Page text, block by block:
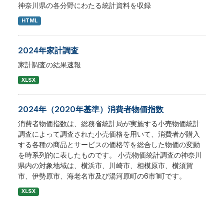
神奈川県の各分野にわたる統計資料を収録
HTML
2024年家計調査
家計調査の結果速報
XLSX
2024年（2020年基準）消費者物価指数
消費者物価指数は、総務省統計局が実施する小売物価統計
調査によって調査された小売価格を用いて、消費者が購入
する各種の商品とサービスの価格等を総合した物価の変動
を時系列的に表したものです。 小売物価統計調査の神奈川
県内の対象地域は、横浜市、川崎市、相模原市、横須賀
市、伊勢原市、海老名市及び湯河原町の6市1町です。
XLSX